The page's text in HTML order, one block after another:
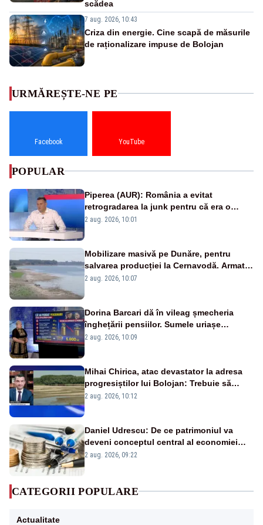
scădea
7 aug. 2026, 10:43
Criza din energie. Cine scapă de măsurile
de raționalizare impuse de Bolojan
URMĂREȘTE-NE PE
Facebook YouTube
POPULAR
Piperea (AUR): România a evitat
retrogradarea la junk pentru că era o
catastrofă pentru bănci și fondurile de
2 aug. 2026, 10:01
Mobilizare masivă pe Dunăre, pentru
salvarea producției la Cernavodă. Armata
va detona o stâncă și va devia apa
2 aug. 2026, 10:07
Dorina Barcari dă în vileag șmecheria
înghețării pensiilor. Sumele uriașe
pierdute de fiecare român
2 aug. 2026, 10:09
Mihai Chirica, atac devastator la adresa
progresiștilor lui Bolojan: Trebuie să
protejăm și natura, dar nu șținem omaneii
2 aug. 2026, 10:12
Daniel Udrescu: De ce patrimoniul va
deveni conceptul central al economiei
viitoare?
2 aug. 2026, 09:22
CATEGORII POPULARE
Actualitate